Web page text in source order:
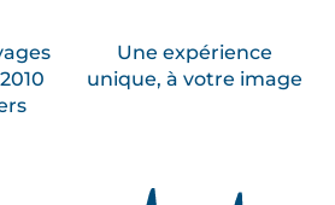
Une expérience
unique, à votre image